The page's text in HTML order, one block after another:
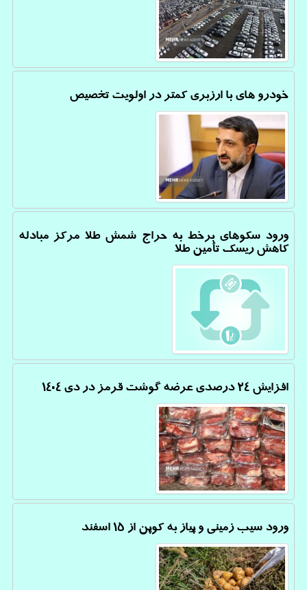
خودرو های با ارزبری کمتر در اولویت تخصیص
ورود سکوهای برخط به حراج شمش طلا مرکز مبادله
کاهش ریسک تأمین طلا
افزایش 24 درصدی عرضه گوشت قرمز در دی 1404
ورود سیب زمینی و پیاز به کوپن از 15 اسفند